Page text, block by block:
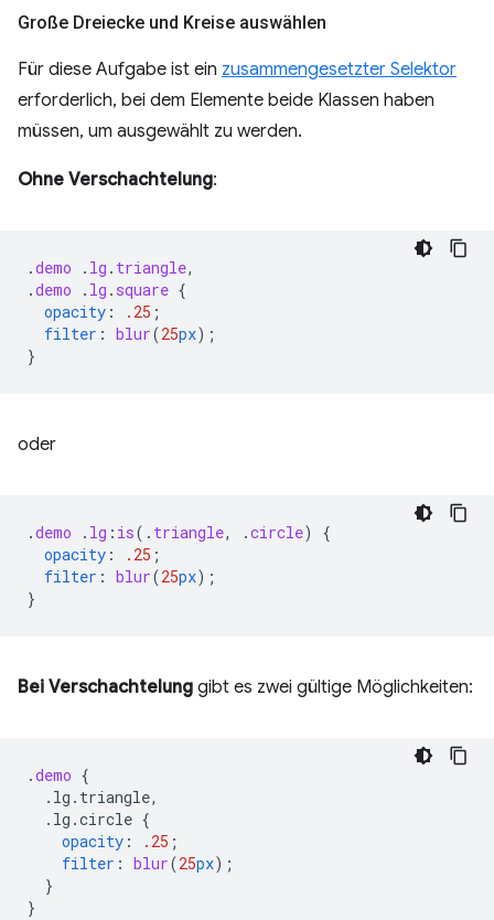
Große Dreiecke und Kreise auswählen
Für diese Aufgabe ist ein zusammengesetzter Selektor
erforderlich, bei dem Elemente beide Klassen haben
müssen, um ausgewählt zu werden.
Ohne Verschachtelung:
.demo . lg . triangle,
.demo . lg . square {
opacity : .25 ;
filter : blur(25px);
}
oder
.demo . lg : is( . triangle, .circle)
{
opacity : .25 ;
filter : blur(25px);
}
Bei Verschachtelung gibt es zwei gültige Möglichkeiten:
.demo {
.lg.triangle,
.lg.circle {
opacity : .25 ;
filter : blur(25px);
}
}